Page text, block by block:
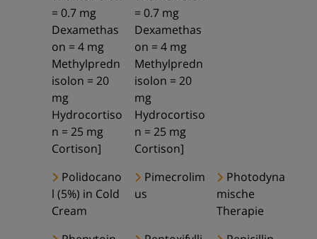
= 0.7 mg
Dexamethas
on = 4 mg
Methylpredn
isolon = 20
mg
Hydrocortiso
n = 25 mg
Cortison]
= 0.7 mg
Dexamethas
on = 4 mg
Methylpredn
isolon = 20
mg
Hydrocortiso
n = 25 mg
Cortison]
Polidocano
l (5%) in Cold
Cream
Pimecrolim
us
Photodyna
mische
Therapie